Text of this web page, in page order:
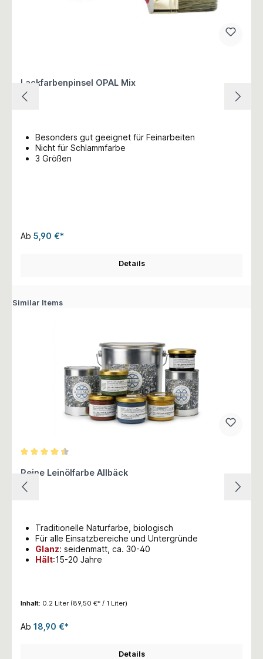
Lackfarbenpinsel OPAL Mix
Besonders gut geeignet für Feinarbeiten
Nicht für Schlammfarbe
3 Größen
Ab 5,90 €*
Details
Similar Items
Reine Leinölfarbe Allbäck
Traditionelle Naturfarbe, biologisch
Für alle Einsatzbereiche und Untergründe
Glanz: seidenmatt, ca. 30-40
Hält:15-20 Jahre
Inhalt: 0.2 Liter (89,50 €* / 1 Liter)
Ab 18,90 €*
Details